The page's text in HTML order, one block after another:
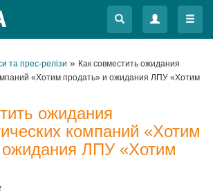
Меню
Меню
та прес-релізи » Как совместить ожидания
«Хотим продать» и ожидания ЛПУ «Хотим
ожидания
компаний «Хотим
ожидания ЛПУ «Хотим